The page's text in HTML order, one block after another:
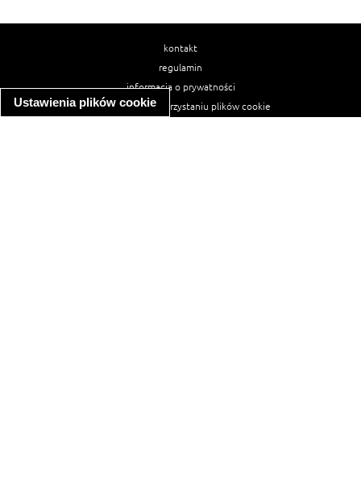
Ustawienia plików cookie
kontakt
regulamin
informacja o prywatności
informacja o wykorzystaniu plików cookie